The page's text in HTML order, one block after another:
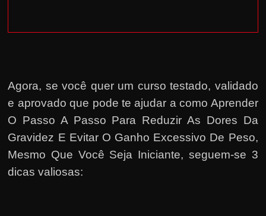
Agora, se você quer um curso testado, validado
e aprovado que pode te ajudar a como Aprender
O Passo A Passo Para Reduzir As Dores Da
Gravidez E Evitar O Ganho Excessivo De Peso,
Mesmo Que Você Seja Iniciante, seguem-se 3
dicas valiosas: